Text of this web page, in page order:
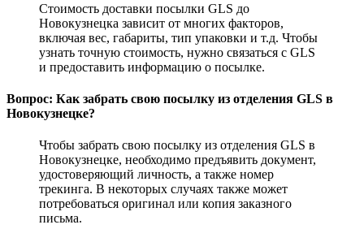
Стоимость доставки посылки GLS до
Новокузнецка зависит от многих факторов,
включая вес, габариты, тип упаковки и т.д. Чтобы
узнать точную стоимость, нужно связаться с GLS
и предоставить информацию о посылке.
Вопрос: Как забрать свою посылку из отделения GLS в
Новокузнецке?
Чтобы забрать свою посылку из отделения GLS в
Новокузнецке, необходимо предъявить документ,
удостоверяющий личность, а также номер
трекинга. В некоторых случаях также может
потребоваться оригинал или копия заказного
письма.